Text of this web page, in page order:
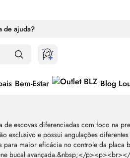
de ajuda?
Bem-Estar Blog